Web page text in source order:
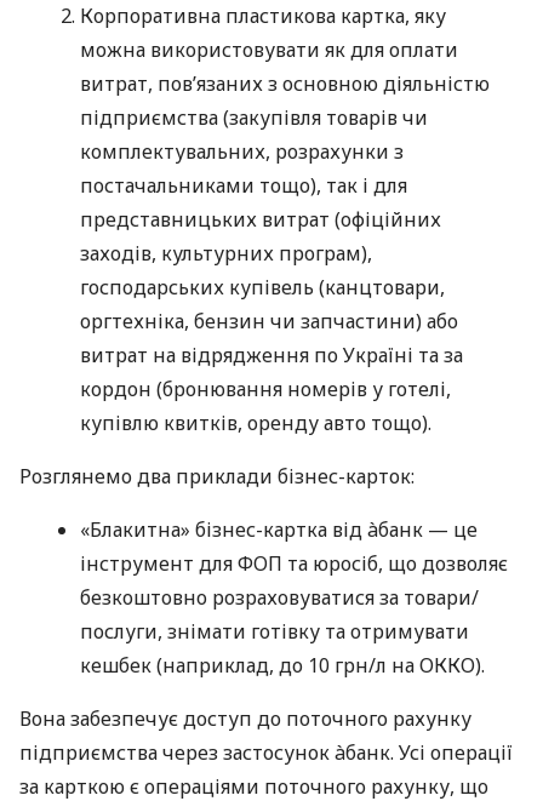
Корпоративна пластикова картка, яку
можна використовувати як для оплати
витрат, пов’язаних з основною діяльністю
підприємства (закупівля товарів чи
комплектувальних, розрахунки з
постачальниками тощо), так і для
представницьких витрат (офіційних
заходів, культурних програм),
господарських купівель (канцтовари,
оргтехніка, бензин чи запчастини) або
витрат на відрядження по Україні та за
кордон (бронювання номерів у готелі,
купівлю квитків, оренду авто тощо).
Розглянемо два приклади бізнес-карток:
«Блакитна» бізнес-картка від àбанк — це
інструмент для ФОП та юросіб, що дозволяє
безкоштовно розраховуватися за товари/
послуги, знімати готівку та отримувати
кешбек (наприклад, до 10 грн/л на ОККО).
Вона забезпечує доступ до поточного рахунку
підприємства через застосунок àбанк. Усі операції
за карткою є операціями поточного рахунку, що